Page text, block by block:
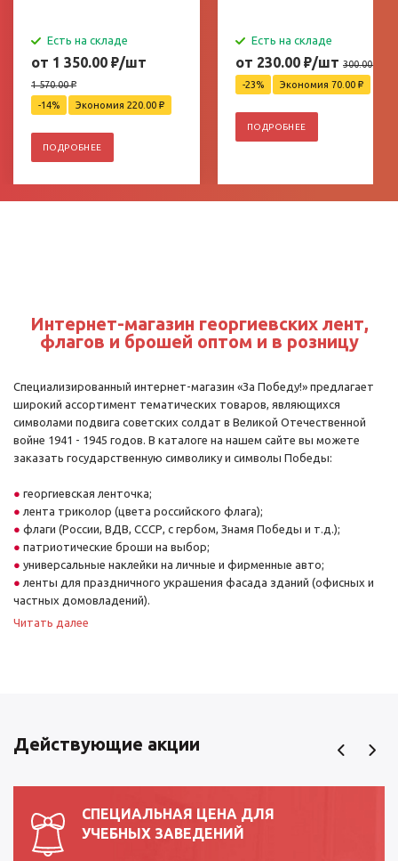
Есть на складе
от 1 350.00 ₽/шт
1 570.00₽
-14%
Экономия 220.00 ₽
ПОДРОБНЕЕ
Есть на складе
от 230.00 ₽/шт 300.00₽
-23%
Экономия 70.00 ₽
ПОДРОБНЕЕ
Интернет-магазин георгиевских лент,
флагов и брошей оптом и в розницу
Специализированный интернет-магазин «За Победу!» предлагает
широкий ассортимент тематических товаров, являющихся
символами подвига советских солдат в Великой Отечественной
войне 1941 - 1945 годов. В каталоге на нашем сайте вы можете
заказать государственную символику и символы Победы:
георгиевская ленточка;
лента триколор (цвета российского флага);
флаги (России, ВДВ, СССР, с гербом, Знамя Победы и т.д.);
патриотические броши на выбор;
универсальные наклейки на личные и фирменные авто;
ленты для праздничного украшения фасада зданий (офисных и
частных домовладений).
доступна бесплатная консультация по представленному
ассортименту и оформлению заказа.
Читать далее
Действующие акции
СПЕЦИАЛЬНАЯ ЦЕНА ДЛЯ
УЧЕБНЫХ ЗАВЕДЕНИЙ